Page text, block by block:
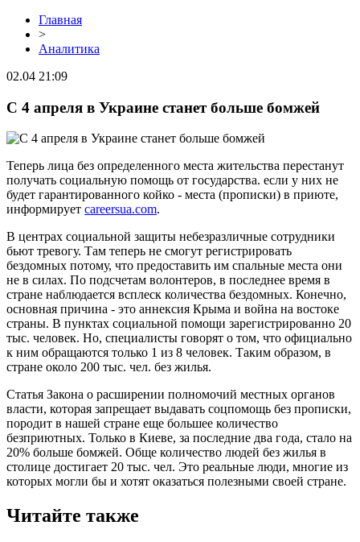
Главная
>
Аналитика
02.04 21:09
С 4 апреля в Украине станет больше бомжей
Теперь лица без определенного места жительства перестанут
получать социальную помощь от государства. если у них не
будет гарантированного койко - места (прописки) в приюте,
информирует careersua.com.
В центрах социальной защиты небезразличные сотрудники
бьют тревогу. Там теперь не смогут регистрировать
бездомных потому, что предоставить им спальные места они
не в силах. По подсчетам волонтеров, в последнее время в
стране наблюдается всплеск количества бездомных. Конечно,
основная причина - это аннексия Крыма и война на востоке
страны. В пунктах социальной помощи зарегистрированно 20
тыс. человек. Но, специалисты говорят о том, что официально
к ним обращаются только 1 из 8 человек. Таким образом, в
стране около 200 тыс. чел. без жилья.
Статья Закона о расширении полномочий местных органов
власти, которая запрещает выдавать соцпомощь без прописки,
породит в нашей стране еще большее количество
безприютных. Только в Киеве, за последние два года, стало на
20% больше бомжей. Обще количество людей без жилья в
столице достигает 20 тыс. чел. Это реальные люди, многие из
которых могли бы и хотят оказаться полезными своей стране.
Читайте также